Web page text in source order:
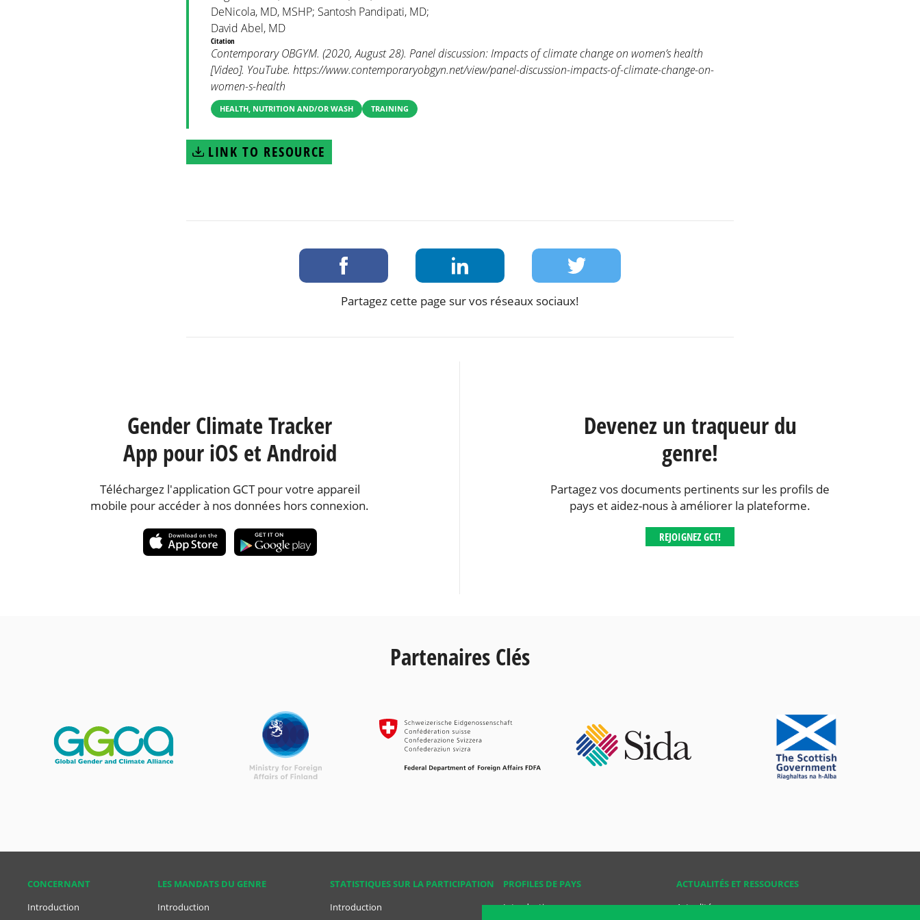
DeNicola, MD, MSHP; Santosh Pandipati, MD;
David Abel, MD
Citation
Contemporary OBGYM. (2020, August 28). Panel discussion: Impacts of climate change on women’s health
[Video]. YouTube. https://www.contemporaryobgyn.net/view/panel-discussion-impacts-of-climate-change-on-
women-s-health
HEALTH, NUTRITION AND/OR WASH TRAINING
LINK TO RESOURCE
Partagez cette page sur vos réseaux sociaux!
Gender Climate Tracker
App pour iOS et Android
Téléchargez l'application GCT pour votre appareil
mobile pour accéder à nos données hors connexion.
Devenez un traqueur du
genre!
Partagez vos documents pertinents sur les profils de
pays et aidez-nous à améliorer la plateforme.
REJOIGNEZ GCT!
Partenaires Clés
CONCER­NANT
Introduction
ACTUALITÉS ET RESSOURCES
Actualités
LES MANDATS DU GENRE
Introduction
STATISTIQUES SUR LA PARTICIPATION
Introduction
PROFILES DE PAYS
Introduction